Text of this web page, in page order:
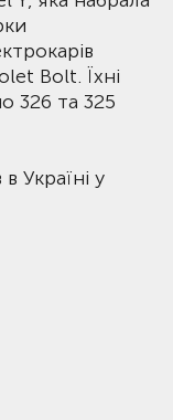
Bolt. Їхні
326 та 325
Україні у